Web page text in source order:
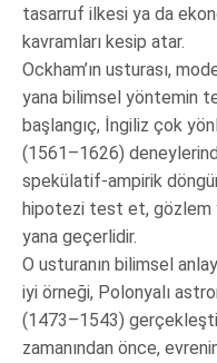
tasarruf ilkesi ya da
kavramları kesip atar.
Ockham’ın usturası,
yana bilimsel yöntemin
başlangıç, İngiliz çok
(1561–1626)
spekülatif-ampirik
hipotezi test et, gözlem
yana geçerlidir.
O usturanın bilimsel
iyi örneği, Polonyalı
(1473–1543)
zamanından önce,